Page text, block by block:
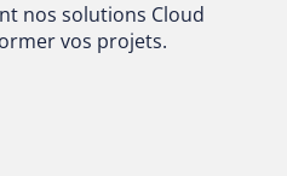
nos solutions Cloud
vos projets.